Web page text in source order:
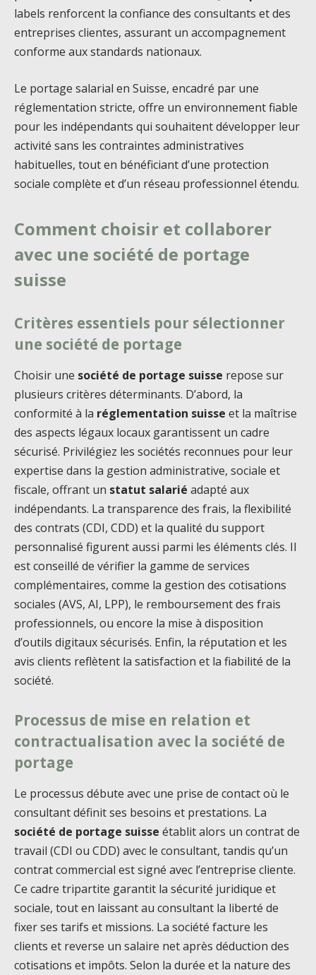
labels renforcent la confiance des consultants et des
entreprises clientes, assurant un accompagnement
conforme aux standards nationaux.
Le portage salarial en Suisse, encadré par une
réglementation stricte, offre un environnement fiable
pour les indépendants qui souhaitent développer leur
activité sans les contraintes administratives
habituelles, tout en bénéficiant d’une protection
sociale complète et d’un réseau professionnel étendu.
Comment choisir et collaborer
avec une société de portage
suisse
Critères essentiels pour sélectionner
une société de portage
Choisir une société de portage suisse repose sur
plusieurs critères déterminants. D’abord, la
conformité à la réglementation suisse et la maîtrise
des aspects légaux locaux garantissent un cadre
sécurisé. Privilégiez les sociétés reconnues pour leur
expertise dans la gestion administrative, sociale et
fiscale, offrant un statut salarié adapté aux
indépendants. La transparence des frais, la flexibilité
des contrats (CDI, CDD) et la qualité du support
personnalisé figurent aussi parmi les éléments clés. Il
est conseillé de vérifier la gamme de services
complémentaires, comme la gestion des cotisations
sociales (AVS, AI, LPP), le remboursement des frais
professionnels, ou encore la mise à disposition
d’outils digitaux sécurisés. Enfin, la réputation et les
avis clients reflètent la satisfaction et la fiabilité de la
société.
Processus de mise en relation et
contractualisation avec la société de
portage
Le processus débute avec une prise de contact où le
consultant définit ses besoins et prestations. La
société de portage suisse établit alors un contrat de
travail (CDI ou CDD) avec le consultant, tandis qu’un
contrat commercial est signé avec l’entreprise cliente.
Ce cadre tripartite garantit la sécurité juridique et
sociale, tout en laissant au consultant la liberté de
fixer ses tarifs et missions. La société facture les
clients et reverse un salaire net après déduction des
cotisations et impôts. Selon la durée et la nature des